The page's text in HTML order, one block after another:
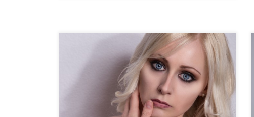
Haare malen mit Photoshop Haare malen bzw.
zeichnen in Photoshop? Geht das? JA, das geht. Mit
ein bisschen Übung geht das sogar sehr einfach.
Augenbraun oder Haarsträhnen auffüllen Manchmal ist
z. B. die Form der Augenbraun nicht optimal oder sie
sind etwas zu dünn. Oder eine Haarsträhne könnte,